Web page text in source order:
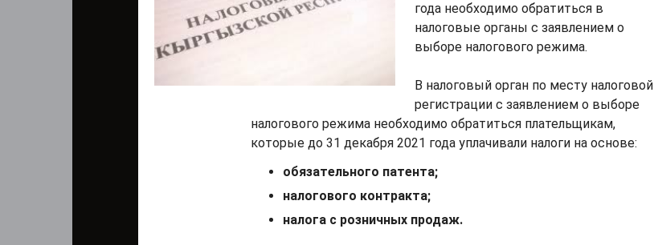
года необходимо обратиться в
налоговые органы с заявлением о
выборе налогового режима.
В налоговый орган по месту налоговой
регистрации с заявлением о выборе
налогового режима необходимо обратиться плательщикам,
которые до 31 декабря 2021 года уплачивали налоги на основе:
обязательного патента;
налогового контракта;
налога с розничных продаж.